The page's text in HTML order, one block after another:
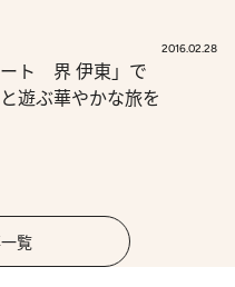
2016.02.28
ート 界 伊東」で
遊ぶ華やかな旅を
覧